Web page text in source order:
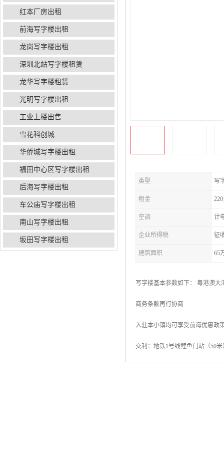
红本厂房出租
前海写字楼出租
龙岗写字楼出租
深圳北站写字楼租赁
龙华写字楼租赁
光明写字楼出租
工业上楼出售
雪花科创城
华侨城写字楼出租
福田中心区写字楼出租
后海写字楼出租
车公庙写字楼出租
南山写字楼出租
坂田写字楼出租
类型 写
租金
空调 计
企业所得税 征
建筑面积 65
写字楼基本参数如下： 粤港澳
商务条款再行协商
入驻本小镇均可享受前海优惠政
交利：地铁1号线鲤鱼门站（50米